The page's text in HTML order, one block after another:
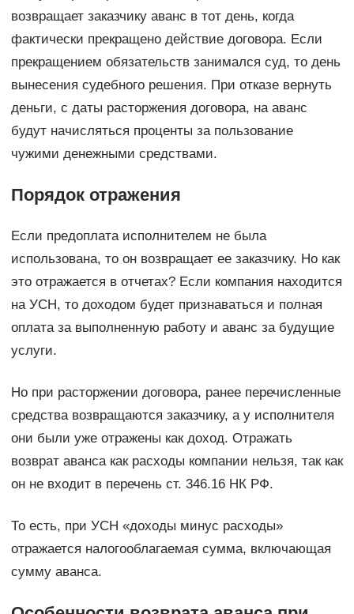
возвращает заказчику аванс в тот день, когда
фактически прекращено действие договора. Если
прекращением обязательств занимался суд, то день
вынесения судебного решения. При отказе вернуть
деньги, с даты расторжения договора, на аванс
будут начисляться проценты за пользование
чужими денежными средствами.
Порядок отражения
Если предоплата исполнителем не была
использована, то он возвращает ее заказчику. Но как
это отражается в отчетах? Если компания находится
на УСН, то доходом будет признаваться и полная
оплата за выполненную работу и аванс за будущие
услуги.
Но при расторжении договора, ранее перечисленные
средства возвращаются заказчику, а у исполнителя
они были уже отражены как доход. Отражать
возврат аванса как расходы компании нельзя, так как
он не входит в перечень ст. 346.16 НК РФ.
То есть, при УСН «доходы минус расходы»
отражается налогооблагаемая сумма, включающая
сумму аванса.